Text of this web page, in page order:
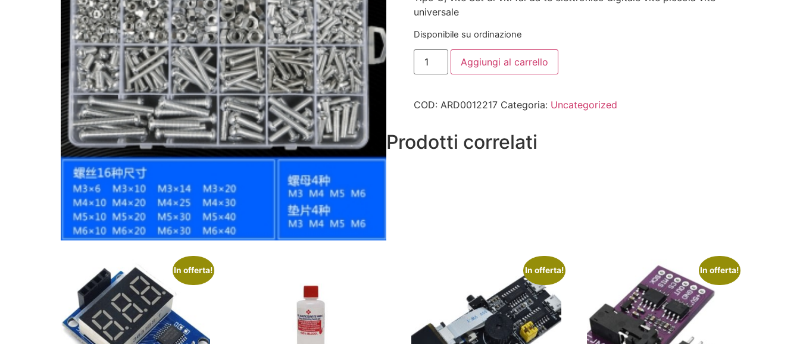
universale
Disponibile su ordinazione
Aggiungi al carrello
COD: ARD0012217 Categoria: Uncategorized
Prodotti correlati
In offerta! In offerta! In offerta!